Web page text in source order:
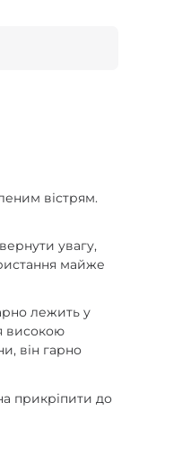
вістрям.
увагу,
майже
лежить у
високою
він гарно
прикріпити до